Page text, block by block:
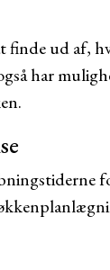
finde ud af,
har